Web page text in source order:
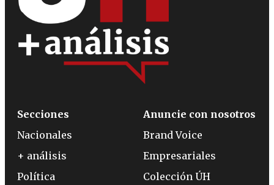
Secciones
Nacionales
+ análisis
Política
Anuncie con nosotros
Brand Voice
Empresariales
Colección ÚH